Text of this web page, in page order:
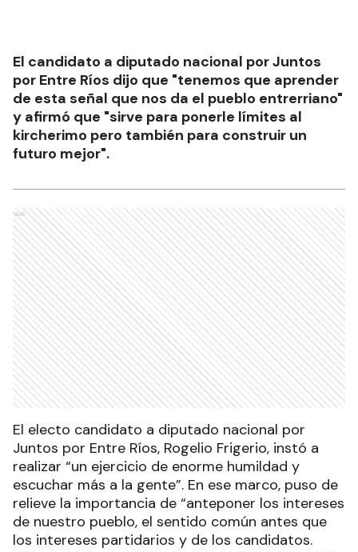
El candidato a diputado nacional por Juntos
por Entre Ríos dijo que "tenemos que aprender
de esta señal que nos da el pueblo entrerriano"
y afirmó que "sirve para ponerle límites al
kircherimo pero también para construir un
futuro mejor".
Ads
El electo candidato a diputado nacional por
Juntos por Entre Ríos, Rogelio Frigerio, instó a
realizar “un ejercicio de enorme humildad y
escuchar más a la gente”. En ese marco, puso de
relieve la importancia de “anteponer los intereses
de nuestro pueblo, el sentido común antes que
los intereses partidarios y de los candidatos.